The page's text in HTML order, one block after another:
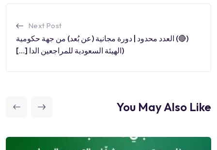
Next Post
(🔴) العدد محدود | دورة مجانية (عن بُعد) من جهة حكومية
(الهيئة السعودية للمراجعين الدا […]
You May Also Like